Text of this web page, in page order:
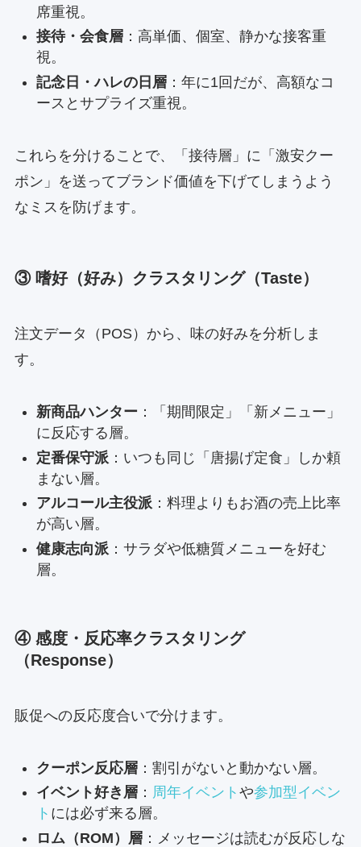
席重視。
接待・会食層：高単価、個室、静かな接客重
視。
記念日・ハレの日層：年に1回だが、高額なコ
ースとサプライズ重視。
これらを分けることで、「接待層」に「激安クー
ポン」を送ってブランド価値を下げてしまうよう
なミスを防げます。
③ 嗜好（好み）クラスタリング（Taste）
注文データ（POS）から、味の好みを分析しま
す。
新商品ハンター ：「期間限定」「新メニュー」
に反応する層。
定番保守派：いつも同じ「唐揚げ定食」しか頼
まない層。
アルコール主役派：料理よりもお酒の売上比率
が高い層。
健康志向派：サラダや低糖質メニューを好む
層。
④ 感度・反応率クラスタリング
（Response）
販促への反応度合いで分けます。
クーポン反応層：割引がないと動かない層。
イベント好き層： 周年イベント や参加型イベン
ト には必ず来る層。
ロム（ROM）層：メッセージは読むが反応しな